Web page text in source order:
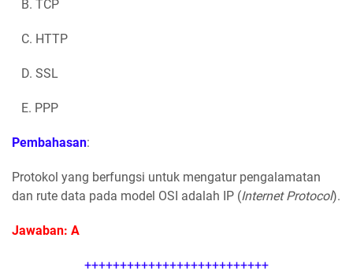
B. TCP
C. HTTP
D. SSL
E. PPP
Pembahasan:
Protokol yang berfungsi untuk mengatur pengalamatan
dan rute data pada model OSI adalah IP (Internet Protocol).
Jawaban: A
++++++++++++++++++++++++++